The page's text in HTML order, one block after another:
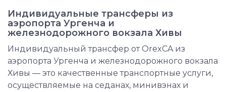
Индивидуальные трансферы из
аэропорта Ургенча и
железнодорожного вокзала Хивы
Индивидуальный трансфер от OrexCA из
аэропорта Ургенча и железнодорожного вокзала
Хивы — это качественные транспортные услуги,
осуществляемые на седанах, минивэнах и